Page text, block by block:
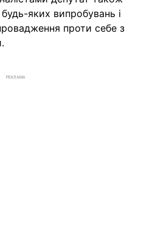
яких випробувань і
проти себе з
РЕКЛАМА